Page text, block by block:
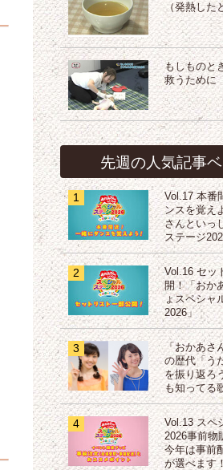
（発熱した
もしものと
救うために
先週の人気記事
1
Vol.17 本番
ンスを覚え
さんといっ
ステージ
2
Vol.16 セッ
開！「おか
ょスペシャ
2026」
3
「おかあさ
の歴代「う
を振り返ろ
も知ってる
4
Vol.13 スペ
2026事前物
今年は事前
が選べます